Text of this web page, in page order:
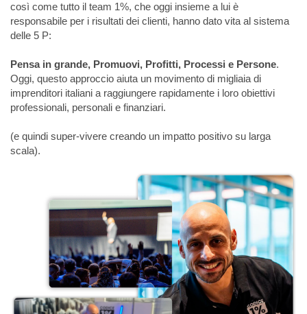
così come tutto il team 1%, che oggi insieme a lui è
responsabile per i risultati dei clienti, hanno dato vita al sistema
delle 5 P:
Pensa in grande, Promuovi, Profitti, Processi e Persone.
Oggi, questo approccio aiuta un movimento di migliaia di
imprenditori italiani a raggiungere rapidamente i loro obiettivi
professionali, personali e finanziari.
(e quindi super-vivere creando un impatto positivo su larga
scala).